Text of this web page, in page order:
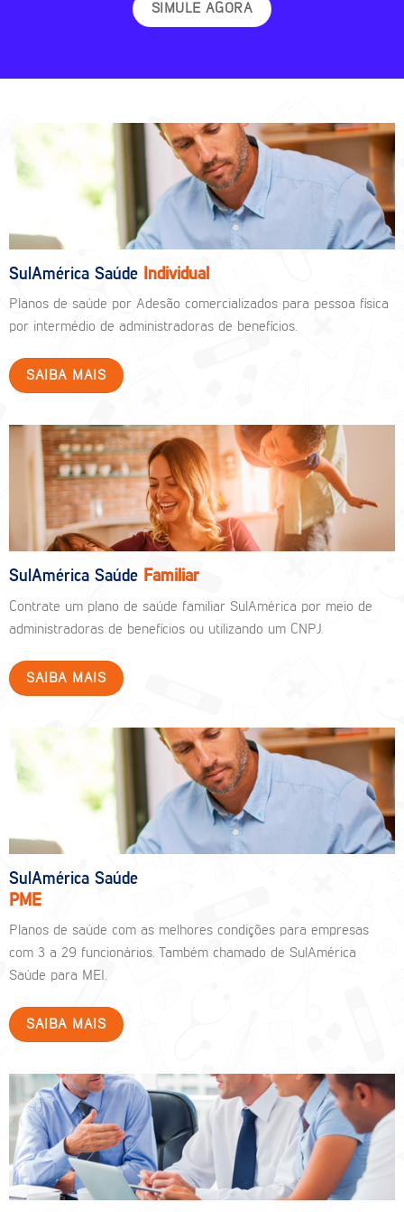
SIMULE AGORA
SulAmérica Saúde Individual
Planos de saúde por Adesão comercializados para pessoa física
por intermédio de administradoras de benefícios.
SAIBA MAIS
SulAmérica Saúde Familiar
Contrate um plano de saúde familiar SulAmérica por meio de
administradoras de benefícios ou utilizando um CNPJ.
SAIBA MAIS
SulAmérica Saúde
PME
Planos de saúde com as melhores condições para empresas
com 3 a 29 funcionários. Também chamado de SulAmérica
Saúde para MEI.
SAIBA MAIS